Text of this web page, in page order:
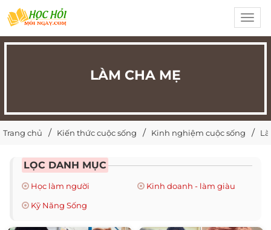
LÀM CHA MẸ
Trang chủ Kiến thức cuộc sống Kinh nghiệm cuộc sống
LỌC DANH MỤC
Học làm người
Kinh doanh - làm giàu
Kỹ Năng Sống